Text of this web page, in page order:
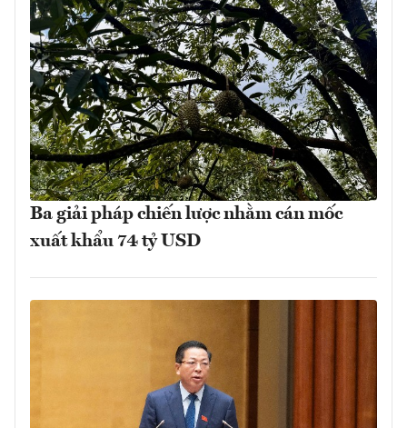
Ba giải pháp chiến lược nhằm cán mốc
xuất khẩu 74 tỷ USD